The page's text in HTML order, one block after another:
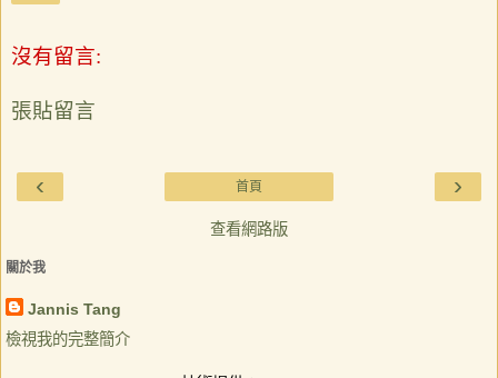
沒有留言:
張貼留言
‹ ›
首頁
查看網路版
關於我
Jannis Tang
檢視我的完整簡介